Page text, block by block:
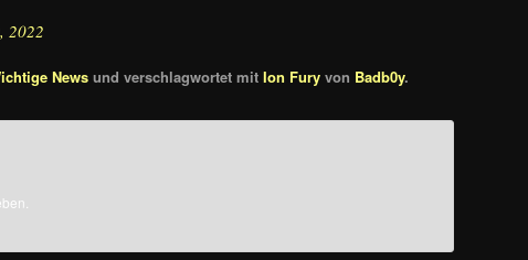
2022
News und verschlagwortet mitIon Fury von Badb0y.